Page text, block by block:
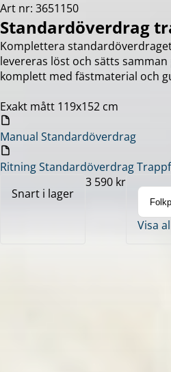
Art nr: 3651150
Standardöverdrag
Komplettera
levereras löst och sätts
komplett med fästmaterial och
Exakt mått 119x152 cm
Manual Standardöverdrag
Ritning Standardöverdrag
Snart i lager
3 590 kr
Visa